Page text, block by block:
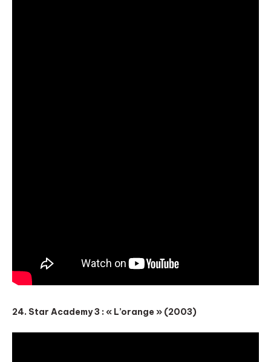
24. Star Academy 3 : « L’orange » (2003)